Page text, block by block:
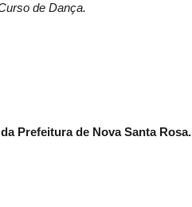
de Dança.
Prefeitura de Nova Santa Rosa.